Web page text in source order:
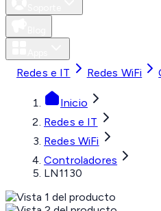
Redes e IT Redes WiFi
Inicio
Redes e IT
Redes WiFi
Controladores
LN1130